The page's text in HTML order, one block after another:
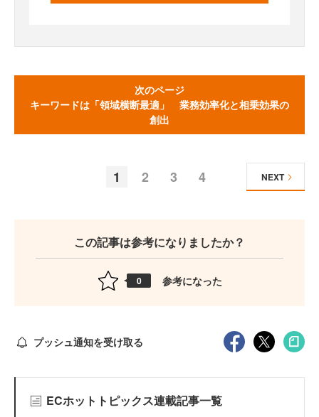
次のページ
キーワードは「領域横断最適」 業務効率化と相乗効果の
創出
1 2 3 4 NEXT
この記事は参考になりましたか？
0 参考になった
プッシュ通知を受け取る
ECホットトピックス連載記事一覧